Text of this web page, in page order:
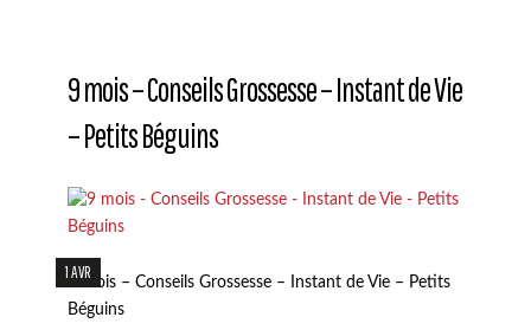
9 mois – Conseils Grossesse – Instant de Vie
– Petits Béguins
1 AVR
9 mois – Conseils Grossesse – Instant de Vie – Petits
Béguins